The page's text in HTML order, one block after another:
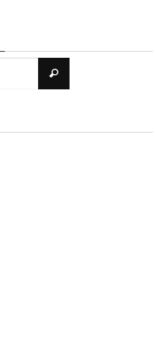
対
検
索